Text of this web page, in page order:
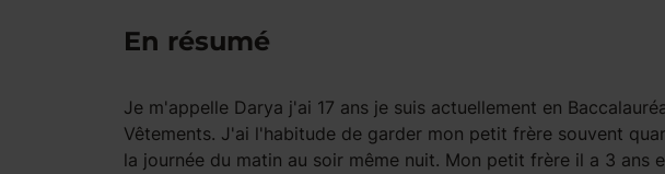
En résumé
Je m'appelle Darya j'ai 17 ans je suis actuellement en
Vêtements. J'ai l'habitude de garder mon petit frère souvent
la journée du matin au soir même nuit. Mon petit frère il a 3 ans